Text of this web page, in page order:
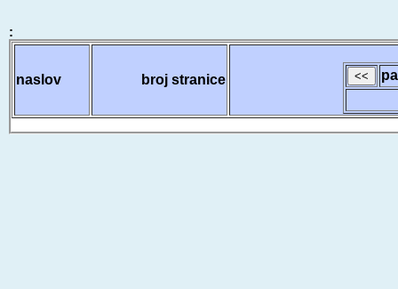
:
naslov broj stranice